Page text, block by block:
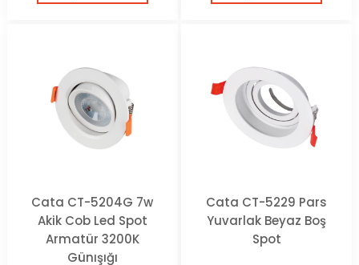
Cata CT-5204G 7w
Akik Cob Led Spot
Armatür 3200K
Günışığı
Cata CT-5229 Pars
Yuvarlak Beyaz Boş
Spot